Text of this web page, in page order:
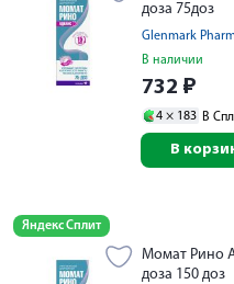
доза 75доз
Glenmark
В наличии
732 ₽
4 × 183 В
В
Яндекс Сплит
Момат Рино
доза 150 доз